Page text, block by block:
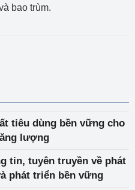
bao trùm.
tiêu dùng bền vững cho
lượng
tin, tuyên truyền về phát
phát triển bền vững